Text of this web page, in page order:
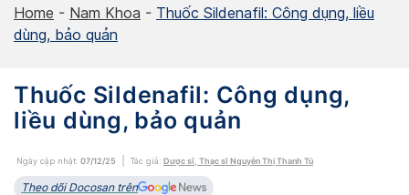
Home - Nam Khoa - Thuốc Sildenafil: Công dụng, liều
dùng, bảo quản
Thuốc Sildenafil: Công dụng,
liều dùng, bảo quản
Ngày cập nhật: 07/12/25 Tác giả: Dược sĩ, Thạc sĩ Nguyễn Thị Thanh Tú
Theo dõi Docosan trên